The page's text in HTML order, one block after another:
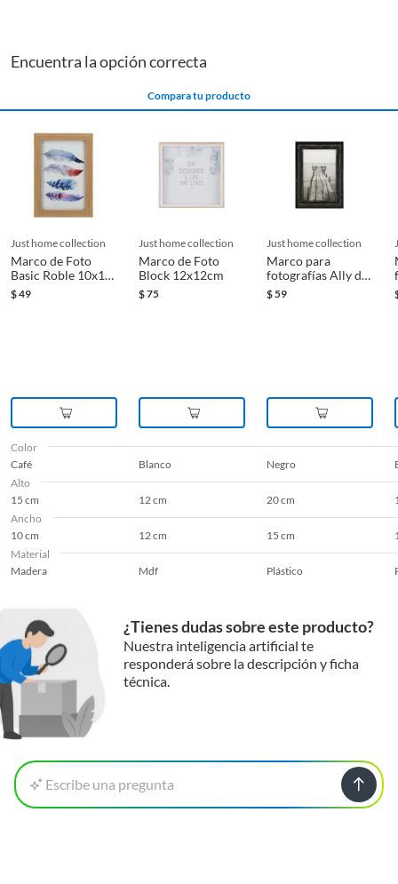
Encuentra la opción correcta
Compara tu producto
just home collection
Marco de Foto
Basic Roble 10x15
cm
$49
just home collection
Marco de Foto
Block 12x12cm
$75
just home collection
Marco para
fotografías Ally de
20 x 15 cm Negro
$59
Color
Café
Blanco Negro
Alto
15 cm
12 cm 20 cm
Ancho
10 cm
12 cm 15 cm
Material
Madera
Mdf Plástico
¿Tienes dudas sobre este producto?
Nuestra inteligencia artificial te
responderá sobre la descripción y ficha
técnica.
Escribe una pregunta